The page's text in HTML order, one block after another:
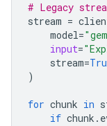
# Legacy
stream =
model=
input=
stream=
)
for chunk in
if chunk .